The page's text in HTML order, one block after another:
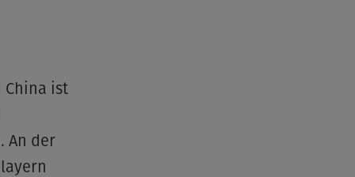
China ist
An der